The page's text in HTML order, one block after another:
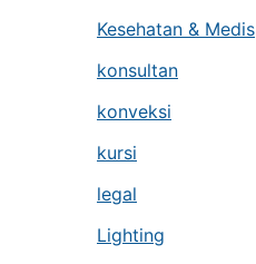
Kesehatan & Medis
konsultan
konveksi
kursi
legal
Lighting